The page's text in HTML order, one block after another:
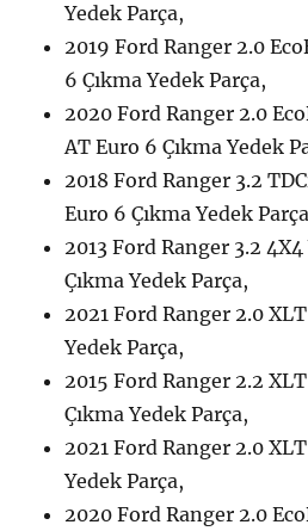
Yedek Parça,
2019 Ford Ranger 2.0
6 Çıkma Yedek Parça,
2020 Ford Ranger 2.0
AT Euro 6 Çıkma Yedek
2018 Ford Ranger 3.2
Euro 6 Çıkma Yedek
2013 Ford Ranger 3.2
Çıkma Yedek Parça,
2021 Ford Ranger 2.0
Yedek Parça,
2015 Ford Ranger 2.2
Çıkma Yedek Parça,
2021 Ford Ranger 2.0
Yedek Parça,
2020 Ford Ranger 2.0